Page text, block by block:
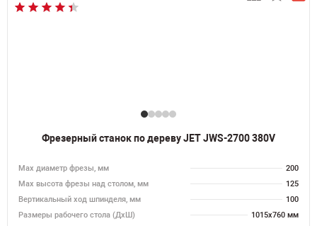
Фрезерный станок по дереву JET JWS-2700 380V
Max диаметр фрезы, мм
200
Мах высота фрезы над столом, мм
125
Вертикальный ход шпинделя, мм
100
Размеры рабочего стола (ДхШ)
1015х760 мм